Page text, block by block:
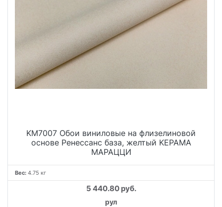
KM7007 Обои виниловые на флизелиновой
основе Ренессанс база, желтый KЕРАМА
МАРАЦЦИ
Вес: 4.75 кг
5 440.80 руб.
рул